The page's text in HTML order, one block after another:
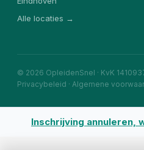
Alle locaties →
© 2026 OpleidenSnel · KvK
Privacybeleid · Algemene
Inschrijving annuleren,